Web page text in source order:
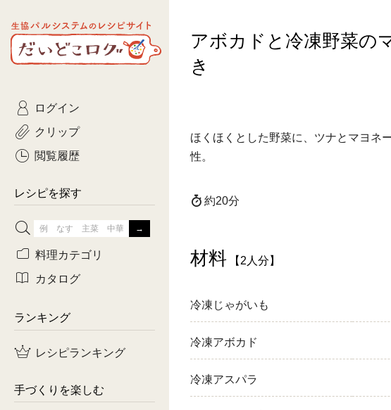
生協パルシステムのレシピ
サイト
だいどこログ
アボカドと冷凍野菜の
き
ほくほくとした野菜に、ツナとマヨネ
性。
約20分
材料 【2人分】
冷凍じゃがいも
冷凍アボカド
冷凍アスパラ
ログイン
クリップ
閲覧履歴
レシピを探す
ひとさじのときめき時
3日分ごはんセット（2
牛肉
鶏肉
料理カテゴリ
主菜
おつまみ おや
カタログ
コトコト
ランキング
レシピランキング
手づくりを楽しむ